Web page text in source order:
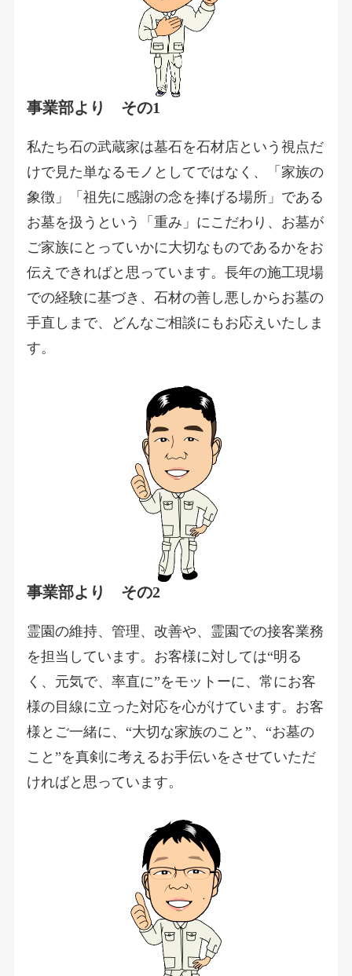
事業部より その1
私たち石の武蔵家は墓石を石材店という視点だ
けで見た単なるモノとしてではなく、「家族の
象徴」「祖先に感謝の念を捧げる場所」である
お墓を扱うという「重み」にこだわり、お墓が
ご家族にとっていかに大切なものであるかをお
伝えできればと思っています。長年の施工現場
での経験に基づき、石材の善し悪しからお墓の
手直しまで、どんなご相談にもお応えいたしま
す。
事業部より その2
霊園の維持、管理、改善や、霊園での接客業務
を担当しています。お客様に対しては“明る
く、元気で、率直に”をモットーに、常にお客
様の目線に立った対応を心がけています。お客
様とご一緒に、“大切な家族のこと”、“お墓の
こと”を真剣に考えるお手伝いをさせていただ
ければと思っています。